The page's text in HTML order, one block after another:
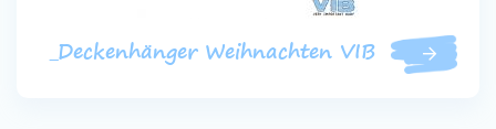
_Deckenhänger Weihnachten VIB